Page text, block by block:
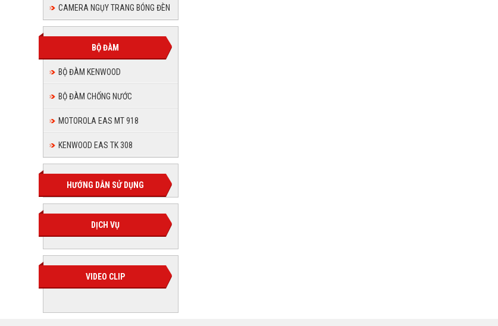
CAMERA NGỤY TRANG BÓNG ĐÈN
BỘ ĐÀM
BỘ ĐÀM KENWOOD
BỘ ĐÀM CHỐNG NƯỚC
MOTOROLA EAS MT 918
KENWOOD EAS TK 308
HƯỚNG DẪN SỬ DỤNG
DỊCH VỤ
VIDEO CLIP